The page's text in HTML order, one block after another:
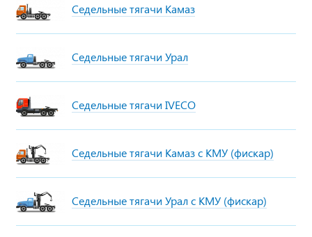
Седельные тягачи Камаз
Седельные тягачи Урал
Седельные тягачи IVECO
Седельные тягачи Камаз с КМУ (фискар)
Седельные тягачи Урал с КМУ (фискар)